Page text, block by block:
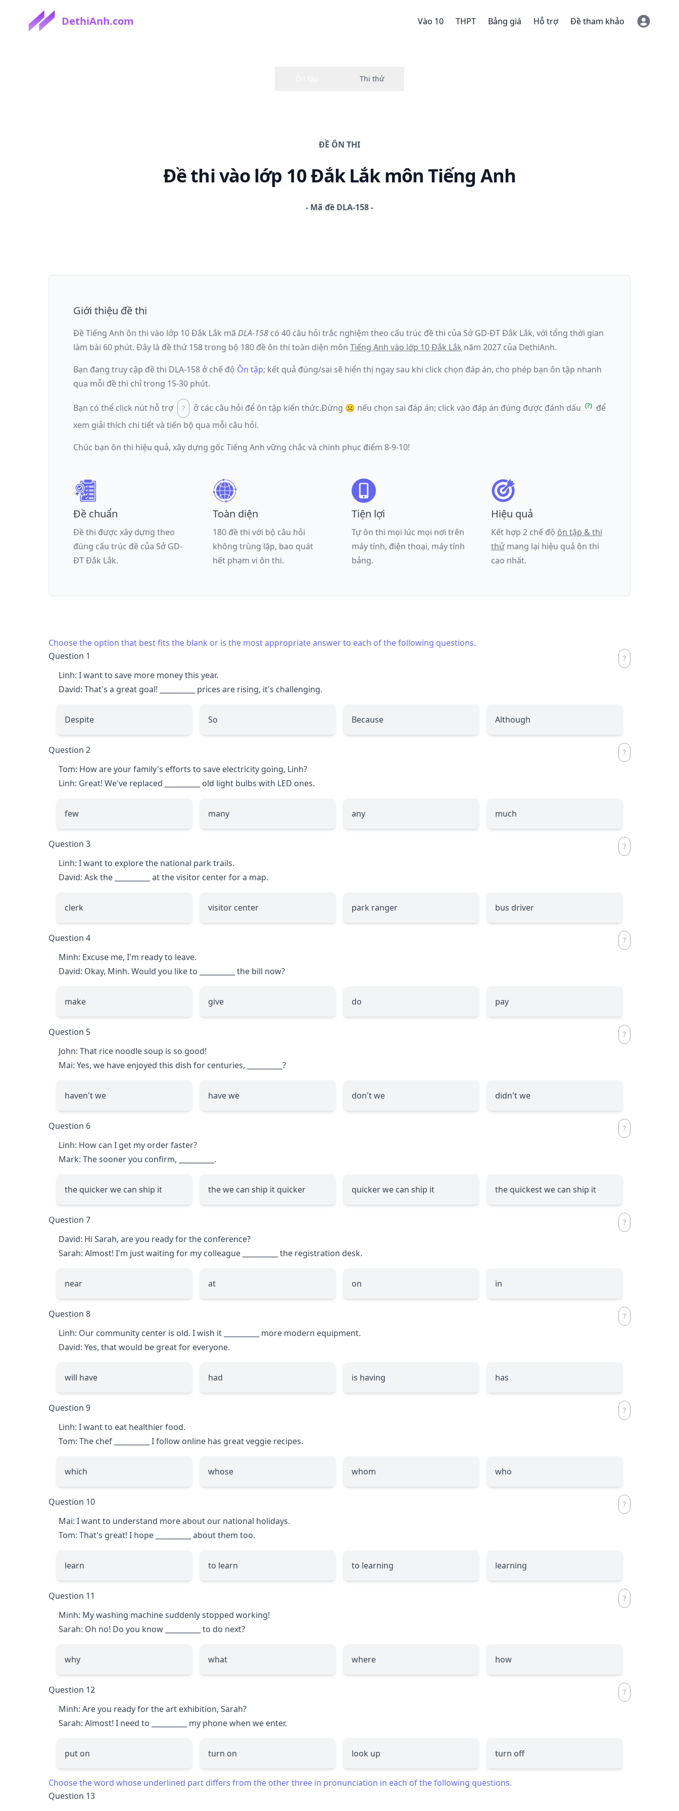
DethiAnh.com Vào 10 THPT Bảng giá Hỗ trợ Đề tham khảo
ĐỀ ÔN THI
Đề thivào lớp 10 Đắk Lắkmôn Tiếng Anh
- Mã đề DLA-158
Giới thiệu đề thi
Đề Tiếng Anh ôn thi vào lớp 10 Đắk Lắk mã DLA-158 có 40 câu hỏi trắc nghiệm theo cấu trúc đề thi của Sở GD-ĐT Đắk Lắk, với tổng thời gian
làm bài 60 phút. Đây là đềthứ 158trong bộ 180 đề ôn thi toàn diện môn Tiếng Anh vào lớp 10 Đắk Lắk năm 2027 của DethiAnh.
Bạn đang truy cập đề thi DLA-158 ở chế độ Ôn tập; kết quả đúng/sai sẽ hiển thị ngay sau khi click chọn đáp án, cho phép bạn ôn tập nhanh
qua mỗi đề thi chỉ trong 15-30 phút.
Bạn có thể click nút hỗ trợ ở các câu hỏi để ôn tập kiến thức.Đừng ☹️ nếu chọn sai đáp án; click vào đáp án đúng được đánh dấu
để
xem giải thích chi tiết và tiến bộ qua mỗi câu hỏi.
Chúc bạn ôn thi hiệu quả, xây dựng gốc Tiếng Anh vững chắc và chinh phục điểm 8-9-10!
Đề chuẩn
Đề thi được xây dựng theo
đúng cấu trúc đề của Sở GD-
ĐT Đắk Lắk.
Toàn diện
180 đề thi với bộ câu hỏi
không trùng lặp, bao quát
hết phạm vi ôn thi.
Tiện lợi
Tự ôn thi mọi lúc mọi nơi trên
máy tính, điện thoại, máy tính
bảng.
Hiệu quả
Kết hợp 2 chế độ ôn tập & thi
thửmang lại hiệu quả ôn thi
cao nhất.
Choose the option that best fits the blank or is the most appropriate answer to each of the following questions.
Question 1
Linh: I want to save more money this year.
David: That's a great goal!
prices are rising, it's challenging.
Despite So Because Although
Question 2
Tom: How are your family's efforts to save electricity going, Linh?
Linh: Great! We've replaced
old light bulbs with LED ones.
few many any much
Question 3
Linh: I want to explore the national park trails.
David: Ask the
at the visitor center for a map.
clerk visitor center park ranger bus driver
Question 4
Minh: Excuse me, I'm ready to leave.
David: Okay, Minh. Would you like to
the bill now?
make give do pay
Question 5
John: That rice noodle soup is so good!
Mai: Yes, we have enjoyed this dish for centuries,
?
haven't we have we don't we didn't we
Question 6
Linh: How can I get my order faster?
Mark: The sooner you confirm,
.
the quicker we can ship it the we can ship it quicker quicker we can ship it the quickest we can ship it
Question 7
David: Hi Sarah, are you ready for the conference?
Sarah: Almost! I'm just waiting for my colleague
the registration desk.
near at on in
Question 8
Linh: Our community center is old. I wish it
more modern equipment.
David: Yes, that would be great for everyone.
will have had is having has
Question 9
Linh: I want to eat healthier food.
Tom: The chef
I follow online has great veggie recipes.
which whose whom who
Question 10
Mai: I want to understand more about our national holidays.
Tom: That's great! I hope
about them too.
learn to learn to learning learning
Question 11
Minh: My washing machine suddenly stopped working!
Sarah: Oh no! Do you know
to do next?
why what where how
Question 12
Minh: Are you ready for the art exhibition, Sarah?
Sarah: Almost! I need to
my phone when we enter.
put on turn on look up turn off
Choose the word whose underlined part differs from the other three in pronunciation in each of the following questions.
Question 13